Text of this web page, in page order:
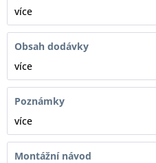
více
Obsah dodávky
více
Poznámky
více
Montážní návod